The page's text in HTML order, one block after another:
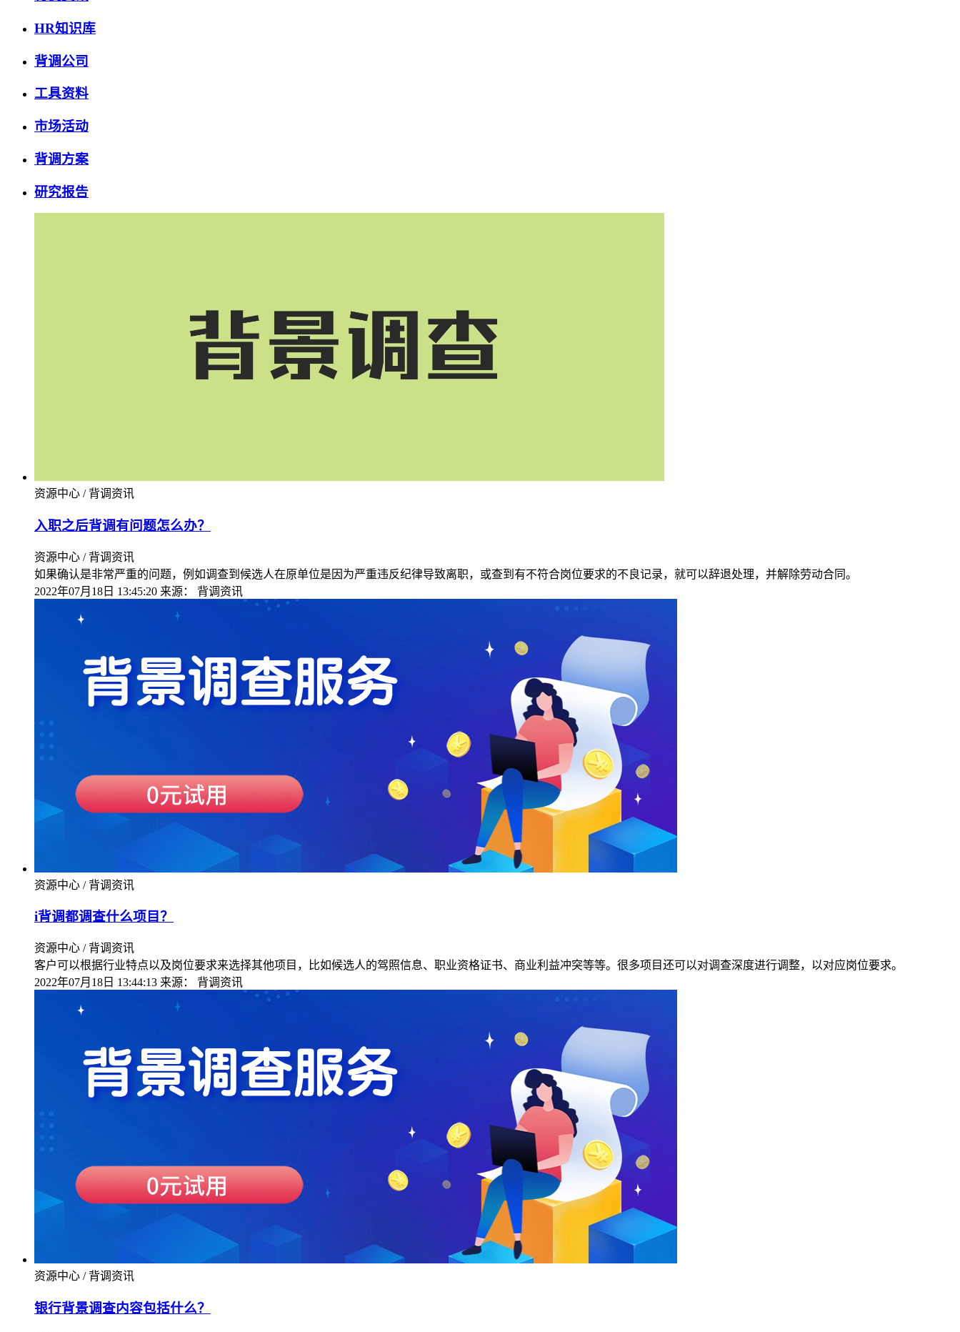
HR知识库
背调公司
工具资料
市场活动
背调方案
研究报告
资源中心 / 背调资讯
入职之后背调有问题怎么办？
资源中心 / 背调资讯
如果确认是非常严重的问题，例如调查到候选人在原单位是因为严重违反纪律导致离职，或查到有不符合岗位要求的不良记录，就可以辞退处理，并解除劳动合同。
2022年07月18日 13:45:20 来源： 背调资讯
资源中心 / 背调资讯
i背调都调查什么项目？
资源中心 / 背调资讯
客户可以根据行业特点以及岗位要求来选择其他项目，比如候选人的驾照信息、职业资格证书、商业利益冲突等等。很多项目还可以对调查深度进行调整，以对应岗位要求。
2022年07月18日 13:44:13 来源： 背调资讯
资源中心 / 背调资讯
银行背景调查内容包括什么？